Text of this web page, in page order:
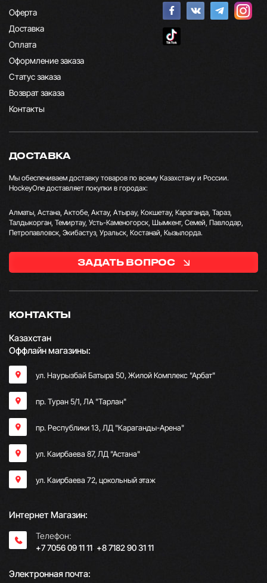
Оферта
Доставка
Оплата
Оформление заказа
Статус заказа
Возврат заказа
Контакты
КОНТАКТЫ
Казахстан
Оффлайн магазины:
ул. Наурызбай Батыра 50, Жилой Комплекс "Арбат"
пр. Туран 5/1, ЛА "Тарлан"
пр. Республики 13, ​ЛД "Караганды-Арена"
ул. Каирбаева 87, ЛД "Астана"
ул. Каирбаева 72, цокольный этаж
Интернет Магазин:
Телефон:
+7 7056 09 11 11; +8 7182 90 31 11
Электронная почта:
ДОСТАВКА
Мы обеспечиваем доставку товаров по всему Казахстану и России.
HockeyOne доставляет покупки в городах:
Алматы, Астана, Актобе, Актау, Атырау, Кокшетау, Караганда, Тараз,
Талдыкорган, Темиртау, Усть-Каменогорск, Шымкент, Семей, Павлодар,
Петропавловск, Экибастуз, Уральск, Костанай, Кызылорда.
ЗАДАТЬ ВОПРОС